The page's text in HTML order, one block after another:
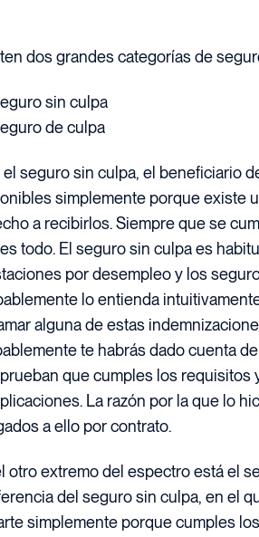
dos grandes categorías de
sin culpa
de culpa
seguro sin culpa, el beneficiario
simplemente porque existe
a recibirlos. Siempre que se
todo. El seguro sin culpa es
por desempleo y los
lo entienda
alguna de estas
te habrás dado cuenta
que cumples los requisitos
La razón por la que lo
a ello por contrato.
otro extremo del espectro está el
del seguro sin culpa, en el
simplemente porque cumples